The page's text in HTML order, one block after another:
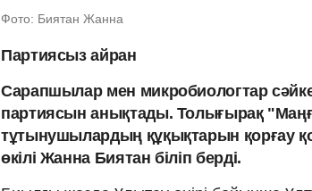
Фото: Биятан Жанна
Партиясыз айран
Сарапшылар мен микробиологтар
партиясын анықтады. Толығырақ
тұтынушылардың құқықтарын қорғау
өкілі Жанна Биятан біліп берді.